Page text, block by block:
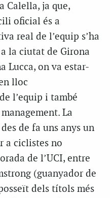
Calella, ja que,
oficial és a
real de l’equip s’ha
la ciutat de Girona
Lucca, on va estar-
lloc
l’equip i també
La
de fa uns anys un
a ciclistes no
de l’UCI, entre
(guanyador de
dels títols més